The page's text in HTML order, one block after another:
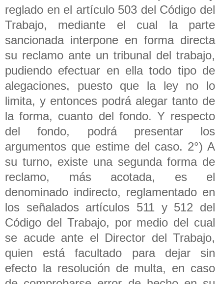
reglado en el artículo 503 del Código del
Trabajo, mediante el cual la parte
sancionada interpone en forma directa
su reclamo ante un tribunal del trabajo,
pudiendo efectuar en ella todo tipo de
alegaciones, puesto que la ley no lo
limita, y entonces podrá alegar tanto de
la forma, cuanto del fondo. Y respecto
del fondo, podrá presentar los
argumentos que estime del caso. 2°) A
su turno, existe una segunda forma de
reclamo, más acotada, es el
denominado indirecto, reglamentado en
los señalados artículos 511 y 512 del
Código del Trabajo, por medio del cual
se acude ante el Director del Trabajo,
quien está facultado para dejar sin
efecto la resolución de multa, en caso